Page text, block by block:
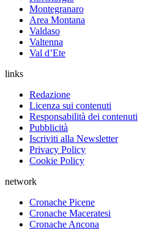
Montegranaro
Area Montana
Valdaso
Valtenna
Val d’Ete
links
Redazione
Licenza sui contenuti
Responsabilità dei contenuti
Pubblicità
Iscriviti alla Newsletter
Privacy Policy
Cookie Policy
network
Cronache Picene
Cronache Maceratesi
Cronache Ancona